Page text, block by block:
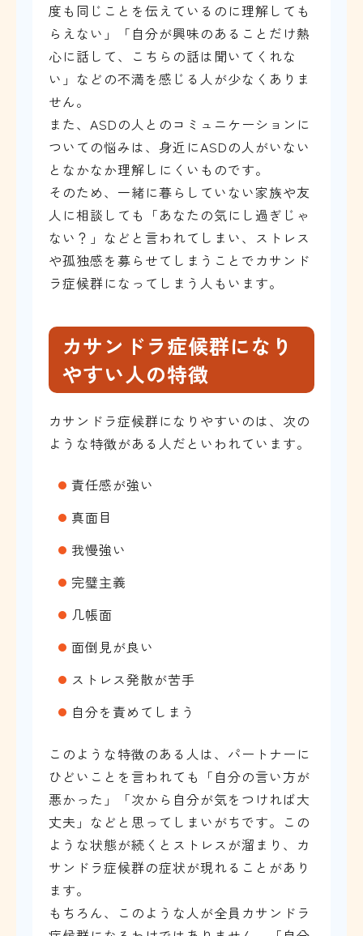
度も同じことを伝えているのに理解しても
らえない」「自分が興味のあることだけ熱
心に話して、こちらの話は聞いてくれな
い」などの不満を感じる人が少なくありま
せん。
また、ASDの人とのコミュニケーションに
ついての悩みは、身近にASDの人がいない
となかなか理解しにくいものです。
そのため、一緒に暮らしていない家族や友
人に相談しても「あなたの気にし過ぎじゃ
ない？」などと言われてしまい、ストレス
や孤独感を募らせてしまうことでカサンド
ラ症候群になってしまう人もいます。
カサンドラ症候群になり
やすい人の特徴
カサンドラ症候群になりやすいのは、次の
ような特徴がある人だといわれています。
責任感が強い
真面目
我慢強い
完璧主義
几帳面
面倒見が良い
ストレス発散が苦手
自分を責めてしまう
このような特徴のある人は、パートナーに
ひどいことを言われても「自分の言い方が
悪かった」「次から自分が気をつければ大
丈夫」などと思ってしまいがちです。この
ような状態が続くとストレスが溜まり、カ
サンドラ症候群の症状が現れることがあり
ます。
もちろん、このような人が全員カサンドラ